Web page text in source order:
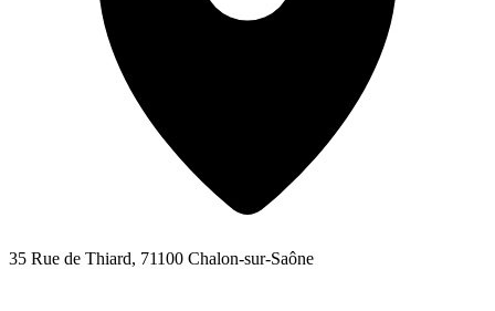
35 Rue de Thiard, 71100 Chalon-sur-Saône